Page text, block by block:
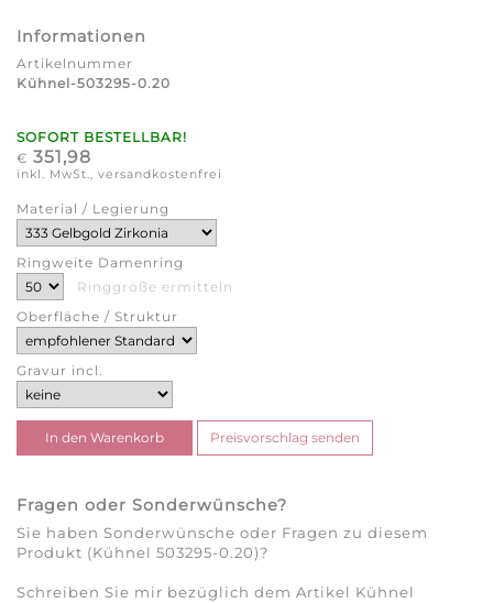
Informationen
Artikelnummer
Kühnel-503295-0.20
SOFORT BESTELLBAR!
€ 351,98
inkl. MwSt., versandkostenfrei
Material / Legierung
Ringweite Damenring
Ringgröße ermitteln
Oberfläche / Struktur
Gravur incl.
Fragen oder Sonderwünsche?
Sie haben Sonderwünsche oder Fragen zu diesem
Produkt (Kühnel 503295-0.20)?
Schreiben Sie mir bezüglich dem Artikel Kühnel